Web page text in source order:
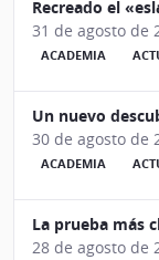
Recreado el
31 de agosto de
ACADEMIA
Un nuevo
30 de agosto de
ACADEMIA
La prueba más
28 de agosto de